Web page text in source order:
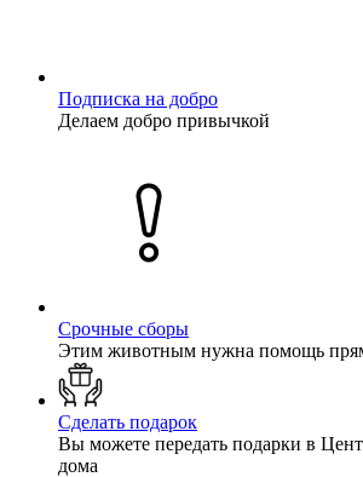
Подписка на добро
Делаем добро привычкой
Срочные сборы
Этим животным нужна помощь
Сделать подарок
Вы можете передать подарки в
дома